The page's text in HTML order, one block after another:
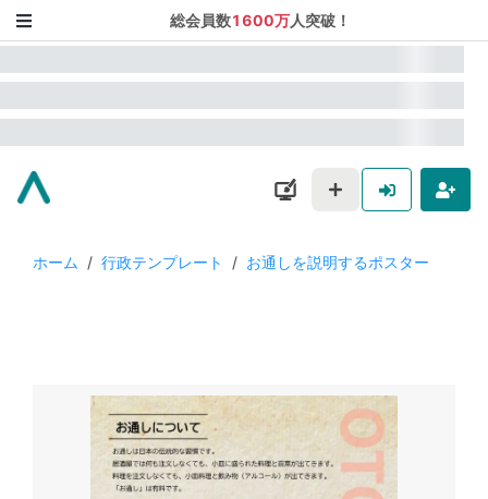
総会員数1600万人突破！
ホーム / 行政テンプレート / お通しを説明するポスター